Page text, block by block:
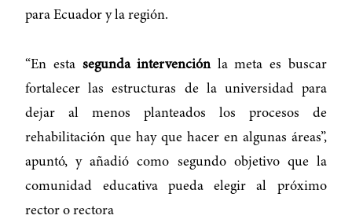
para Ecuador y la región.
“En esta segunda intervenciónla meta es buscar
fortalecer las estructuras de la universidad para
dejar al menos planteados los procesos de
rehabilitación que hay que hacer en algunas áreas”,
apuntó, y añadió como segundo objetivo que la
comunidad educativa pueda elegir al próximo
rector o rectora